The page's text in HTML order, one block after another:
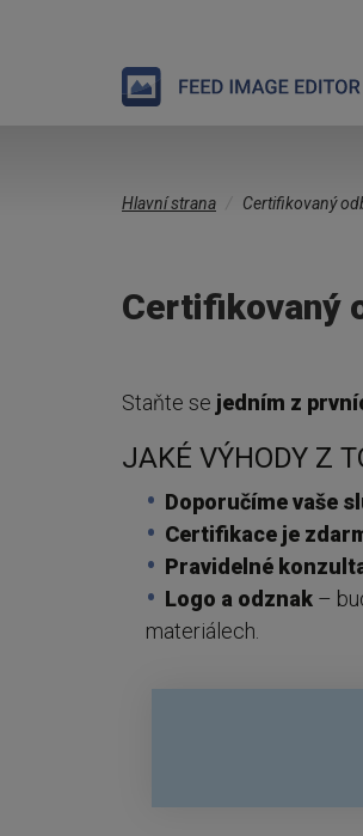
Jste
zde
Hlavní strana Certifikovaný
Certifikovaný
Staňte se jedním z
JAKÉ VÝHODY Z
Doporučíme vaše
Certifikace je
Pravidelné
Logo a odznak –
materiálech.